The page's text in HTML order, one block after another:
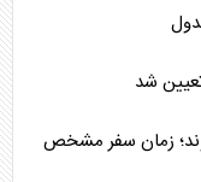
شد
زمان سفر مشخص